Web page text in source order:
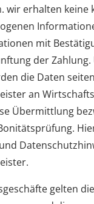
wir erhalten keine
mit
der
die Daten
an
Übermittlung
gelten die